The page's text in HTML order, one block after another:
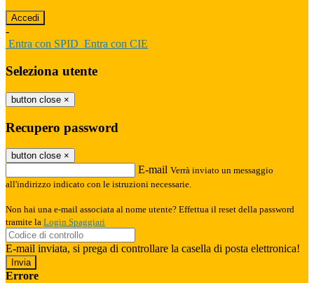
-
Entra con SPID Entra con CIE
Seleziona utente
button close ×
Recupero password
button close ×
E-mail Verrà inviato un messaggio
all'indirizzo indicato con le istruzioni necessarie.
Non hai una e-mail associata al nome utente? Effettua il reset della password
tramite la Login Spaggiari
E-mail inviata, si prega di controllare la casella di posta elettronica!
Errore